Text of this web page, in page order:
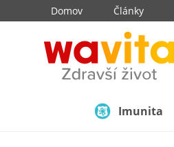
Domov Články
Imunita